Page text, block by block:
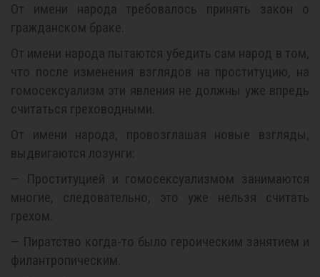
От имени народа требовалось принять закон о
гражданском браке.
От имени народа пытаются убедить сам народ в том,
что после изменения взглядов на проституцию, на
гомосексуализм эти явления не должны уже впредь
считаться греховодными.
От имени народа, провозглашая новые взгляды,
выдвигаются лозунги:
— Проституцией и гомосексуализмом занимаются
многие, следовательно, это уже нельзя считать
грехом.
— Пиратство когда-то было героическим занятием и
филантропическим.